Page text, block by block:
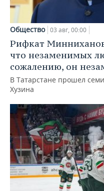
Общество 03 авг, 00:00
Рифкат
что незаменимых
сожалению, он
В Татарстане прошел
Хузина